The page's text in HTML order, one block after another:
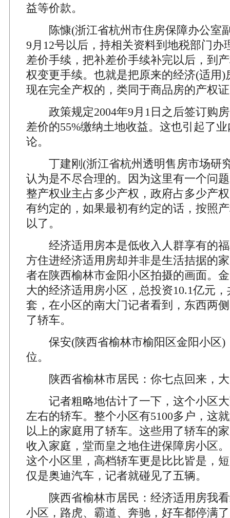
益等价款。
陈慷(浙江省杭州市住房保障办公室
9月12号以后，持相关资料到地税部门办
差价手续，把补差价手续补完以后，到
权变更手续。也就是把原来的经济(适用)
现在完全产权的，类同于商品房的产权
政策规定2004年9月1日之后签订购房
差价的55%缴纳土地收益。这也引起了
论。
丁建刚(浙江省杭州透明售房市场研
认为是不尽合理的。因为这里有一个问
整产权业主占多少产权，政府占多少产
有约定的，如果最初有约定的话，按照
以了。
经济适用房本是低收入人群享有的福
方住进经济适用房却并非是生活拮据的
者在陕西榆林市金阳小区拍摄的画面。
大的经济适用房小区，总投资10.1亿元，
套，在小区的南大门记者看到，东西两
了轿车。
保安(陕西省榆林市榆阳区金阳小区)
位。
陕西省榆林市居民：你七点回来，大
记者粗略地估计了一下，这个小区大
左右的轿车。整个小区有5100多户，这
以上的家庭用了轿车。这些用了轿车的
收入家庭，堂而皇之地住进保障房小区
这个小区里，高档轿车更是比比皆是，
仅是奥迪汽车，记者就碰见了五辆。
陕西省榆林市居民：经济适用房我看
小区，路虎、霸道、奔驰，好车都停满